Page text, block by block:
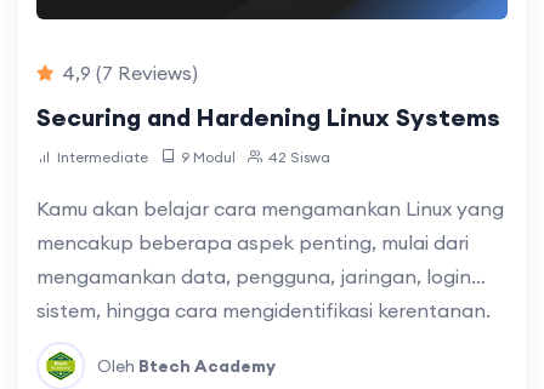
4,9 (7 Reviews)
Securing and Hardening Linux Systems
Intermediate 9 Modul 42 Siswa
Kamu akan belajar cara mengamankan Linux yang
mencakup beberapa aspek penting, mulai dari
mengamankan data, pengguna, jaringan, login
sistem, hingga cara mengidentifikasi kerentanan.
Oleh Btech Academy